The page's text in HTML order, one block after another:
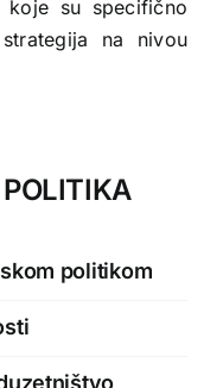
koje su specifično
na nivou
politikom